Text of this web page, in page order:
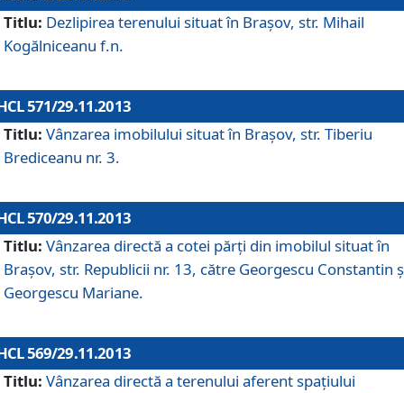
Titlu: Dezlipirea terenului situat în Braşov, str. Mihail
Kogălniceanu f.n.
571/29.11.2013
Titlu: Vânzarea imobilului situat în Braşov, str. Tiberiu
Brediceanu nr. 3.
570/29.11.2013
Titlu: Vânzarea directă a cotei părţi din imobilul situat în
Braşov, str. Republicii nr. 13, către Georgescu Constantin
Georgescu Mariane.
569/29.11.2013
Titlu: Vânzarea directă a terenului aferent spaţiului